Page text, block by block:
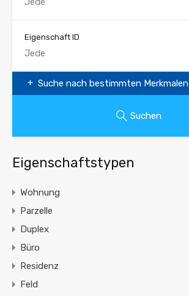
Eigenschaft ID
Suche nach bestimmten Merkmalen
Suchen
Eigenschaftstypen
Wohnung
Parzelle
Duplex
Büro
Residenz
Feld